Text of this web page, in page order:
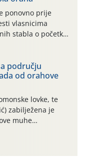
ponovno prije
vlasnicima
stabla o početku
suzbijanja
dvanaest dana
koji naročito
jer najviše
području
od orahove
lovke, te
zabilježena je
muhe
se objasniti
s vrlo malim